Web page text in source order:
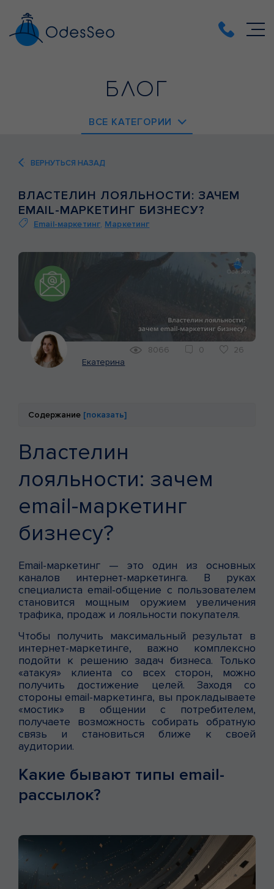
БЛОГ
ВСЕ КАТЕГОРИИ
SEO
SMM
ВЕРНУТЬСЯ НАЗАД
ВЛАСТЕЛИН ЛОЯЛЬНОСТИ: ЗАЧЕМ
EMAIL-МАРКЕТИНГ БИЗНЕСУ?
Email-маркетинг, Маркетинг
Екатерина
8066 0 26
Содержание [показать]
Властелин
лояльности: зачем
email-маркетинг
бизнесу?
Email-маркетинг — это один из основных
каналов интернет-маркетинга. В руках
специалиста email-общение с пользователем
становится мощным оружием увеличения
трафика, продаж и лояльности покупателя.
Чтобы получить максимальный результат в
интернет-маркетинге, важно комплексно
подойти к решению задач бизнеса. Только
«‎атакуя» клиента со всех сторон, можно
получить достижение целей. Заходя со
стороны email-маркетинга, вы прокладываете
«мостик» в общении с потребителем,
получаете возможность собирать обратную
связь и становиться ближе к своей
аудитории.
Какие бывают типы email-
рассылок?